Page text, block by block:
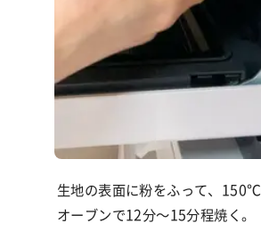
生地の表面に粉をふって、 150℃
オーブンで12分〜15分程焼く。